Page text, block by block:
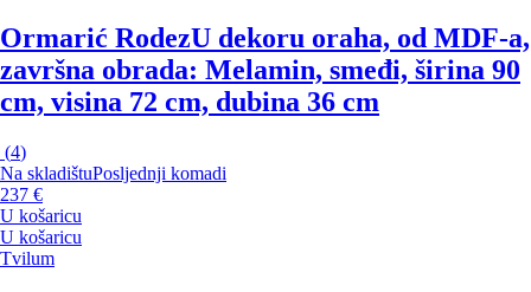
Ormarić RodezU dekoru oraha, od MDF-a,
završna obrada: Melamin, smeđi, širina 90
cm, visina 72 cm, dubina 36 cm
(4)
Na skladištuPosljednji komadi
237 €
U košaricu
U košaricu
Tvilum